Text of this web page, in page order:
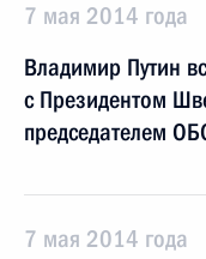
7 мая 2014 года
Владимир Путин
с Президентом
председателем
7 мая 2014 года